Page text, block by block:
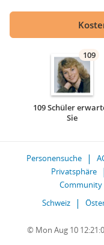
109
109 Schüler
Sie
Personensuche
Privatsphäre
Community
Schweiz
© Mon Aug 10